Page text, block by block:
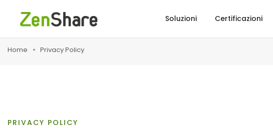
Soluzioni Certificazioni
Home Privacy Policy
PRIVACY POLICY